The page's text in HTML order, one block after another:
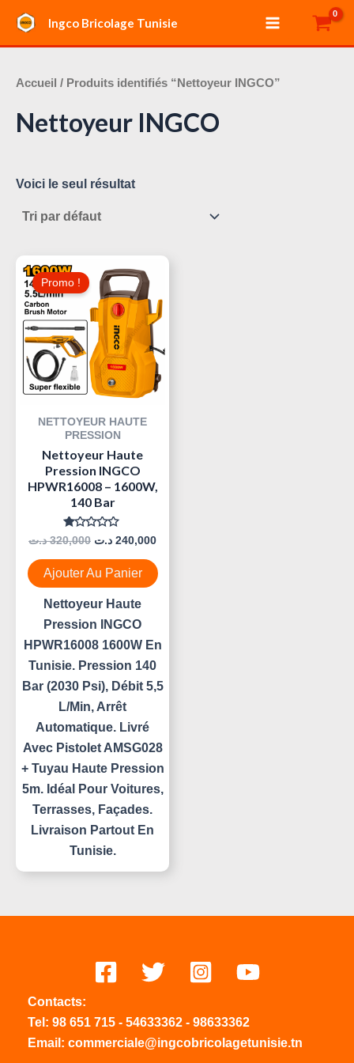
contenu
Ingco Bricolage Tunisie
Main
Menu
Accueil / Produits identifiés “Nettoyeur INGCO”
Nettoyeur INGCO
Voici le seul résultat
Promo !
NETTOYEUR HAUTE
PRESSION
Nettoyeur Haute
Pression INGCO
HPWR16008 – 1600W,
140 Bar
Note
0
Sur
5
320,000 د.ت
Prix
Initial
Était :
320,000 د.ت.
240,000 د.ت
Le
Est :
Ajouter Au Panier
Nettoyeur Haute
Pression INGCO
HPWR16008 1600W En
Tunisie. Pression 140
Bar (2030 Psi), Débit 5,5
L/min, Arrêt
Automatique. Livré
Avec Pistolet AMSG028
+ Tuyau Haute Pression
5m. Idéal Pour Voitures,
Terrasses, Façades.
Livraison Partout En
Tunisie.
Contacts:
Tel: 98 651 715 - 54633362 - 98633362
Email: commerciale@ingcobricolagetunisie.tn